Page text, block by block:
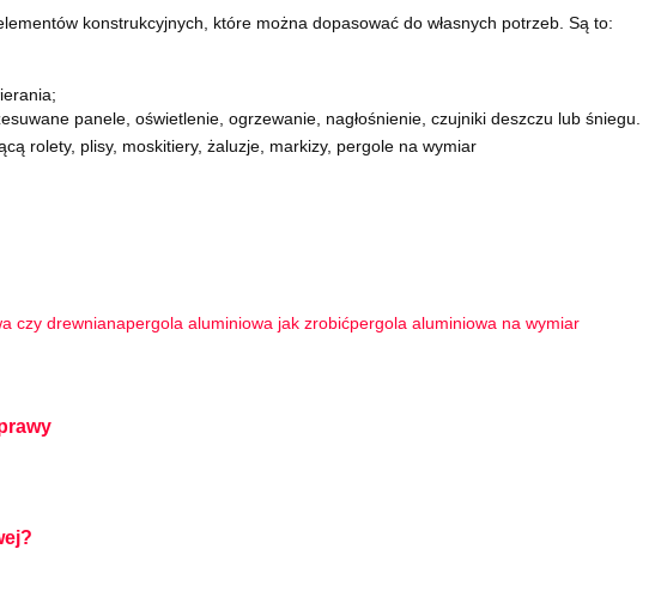
konstrukcyjnych, które można dopasować do własnych potrzeb. Są to:
panele, oświetlenie, ogrzewanie, nagłośnienie, czujniki deszczu lub śniegu.
rolety, plisy, moskitiery, żaluzje, markizy, pergole na wymiar
czy drewnianapergola aluminiowa jak zrobićpergola aluminiowa na wymiar